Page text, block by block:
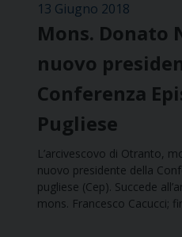
13 Giugno 2018
Mons. Donato
nuovo
Conferenza
Pugliese
L’arcivescovo di Otranto,
nuovo presidente della
pugliese (Cep). Succede
mons. Francesco Cacucci;